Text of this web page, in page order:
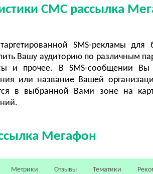
СМС рассылка
таргетированной SMS-рекламы
Вашу аудиторию по различным
и прочее. В SMS-сообщении Вы
или название Вашей
в выбранной Вами зоне на
Мегафон
Метрики Отзывы Тематики